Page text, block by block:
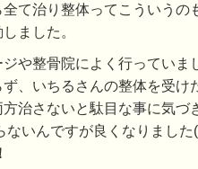
全て治り整体ってこういうの
ました。
や整骨院によく行っていま
、いちるさんの整体を受け
治さないと駄目な事に気づ
いんですが良くなりました